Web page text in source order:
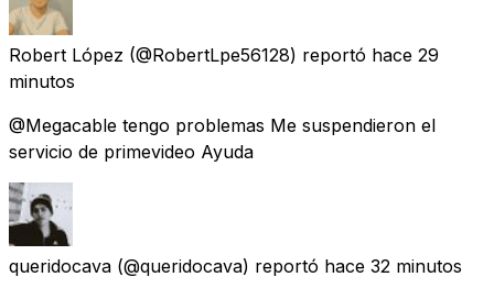
Robert López (@RobertLpe56128) reportó hace 29
minutos
@Megacable tengo problemas Me suspendieron el
servicio de primevideo Ayuda
queridocava (@queridocava) reportó hace 32 minutos